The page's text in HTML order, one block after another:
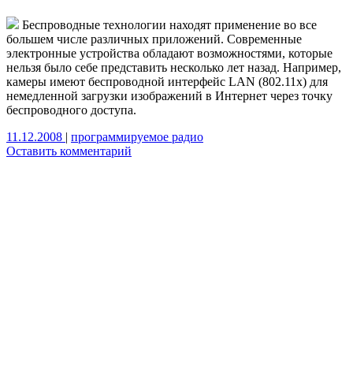
Беспроводные технологии находят применение во все
большем числе различных приложений. Современные
электронные устройства обладают возможностями, которые
нельзя было себе представить несколько лет назад. Например,
камеры имеют беспроводной интерфейс LAN (802.11x) для
немедленной загрузки изображений в Интернет через точку
беспроводного доступа.
11.12.2008 | программируемое радио
Оставить комментарий